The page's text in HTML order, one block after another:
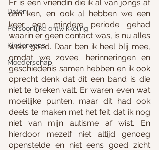
Daten
Persoonlijke ontwikkeling
Kinderwens
Moederschap
Er is een vriendin die ik al van jongs af
aan ken, en ook al hebben we een
keer een mindere periode gehad
waarin er geen contact was, is nu alles
weer goed. Daar ben ik heel blij mee,
omdat we zoveel herinneringen en
geschiedenis samen hebben en ik ook
oprecht denk dat dit een band is die
niet te breken valt. Er waren even wat
moeilijke punten, maar dit had ook
deels te maken met het feit dat ik nog
niet van mijn autisme af wist. En
hierdoor mezelf niet altijd genoeg
openstelde en niet eens goed zicht